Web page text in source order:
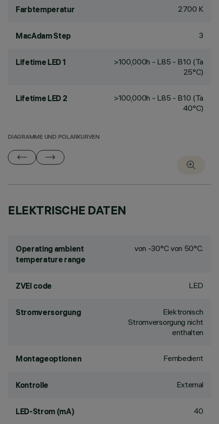
Farbtemperatur 2700 K
MacAdam Step 3
Lifetime LED 1
>100,000h - L85 - B10 (Ta
25°C)
Lifetime LED 2
>100,000h - L85 - B10 (Ta
40°C)
DIAGRAMME UND POLARKURVEN
ELEKTRISCHE DATEN
Operating ambient
temperature range
von -30°C von 50°C.
ZVEI code LED
Stromversorgung
Elektronisch
Stromversorgung nicht
enthalten
Montageoptionen Fernbedient
Kontrolle External
LED-Strom (mA) 40